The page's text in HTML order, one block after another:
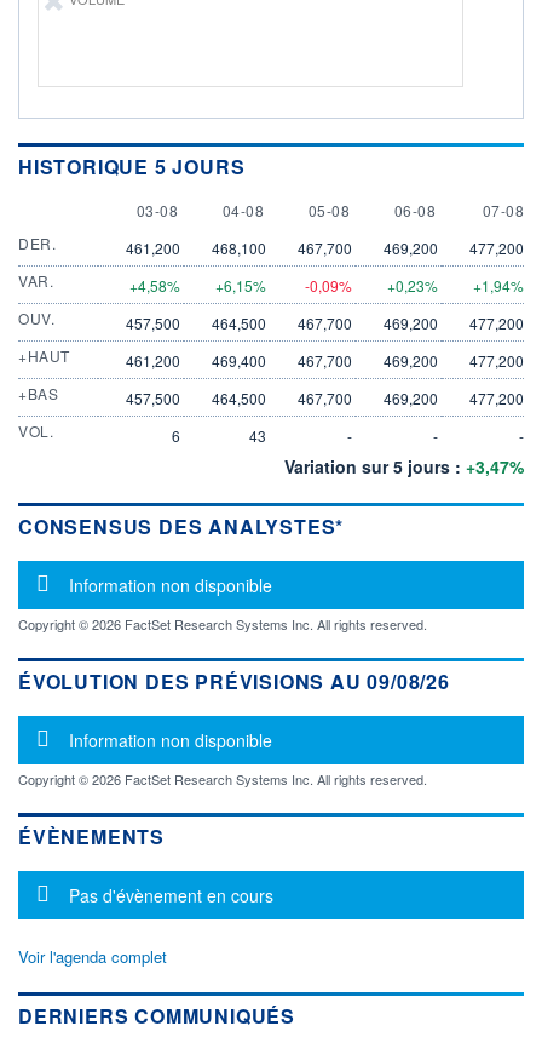
HISTORIQUE 5 JOURS
3 AUGUST
03-08 4 AUGUST
04-08 5 AUGUST
05-08 6 AUGUST
06-08 7
07-08
DER.
461,200 468,100 467,700 469,200
477,200
VAR.
+4,58% +6,15% -0,09% +0,23%
+1,94%
OUV.
457,500 464,500 467,700 469,200
477,200
+HAUT
461,200 469,400 467,700 469,200
477,200
+BAS
457,500 464,500 467,700 469,200
477,200
VOL.
6 43 - - -
Variation sur 5 jours : +3,47%
CONSENSUS DES ANALYSTES*
Message d'information
Information non disponible
Copyright © 2026 FactSet Research Systems Inc. All rights reserved.
ÉVOLUTION DES PRÉVISIONS AU 09/08/26
Message d'information
Information non disponible
Copyright © 2026 FactSet Research Systems Inc. All rights reserved.
ÉVÈNEMENTS
Message d'information
Pas d'évènement en cours
Voir l'agenda complet
DERNIERS COMMUNIQUÉS